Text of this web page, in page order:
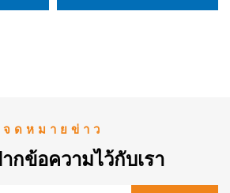
ได้
แรง น้ำหนักเบา
จดหมายข่าว
กข้อความไว้กับเรา